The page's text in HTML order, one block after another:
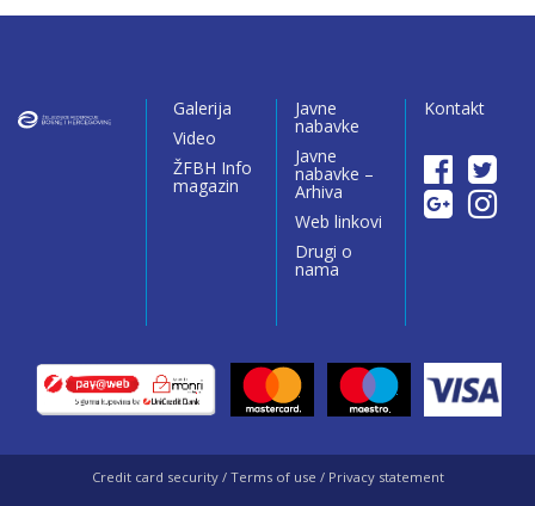
Galerija
Video
ŽFBH Info
magazin
Javne
nabavke
Javne
nabavke –
Arhiva
Web linkovi
Drugi o
nama
Kontakt
Credit card security / Terms of use / Privacy statement